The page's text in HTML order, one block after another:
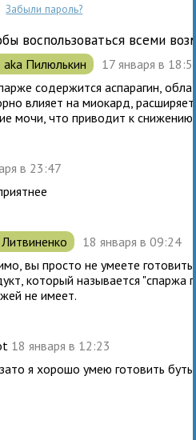
Забыли пароль?
воспользоваться всеми
Пилюлькин
17 января в
содержится аспарагин,
влияет на миокард,
мочи, что приводит к снижению
в 23:47
18 января в 09:24
вы просто не умеете
который называется "спаржа
не имеет.
18 января в 12:23
зато я хорошо умею готовить